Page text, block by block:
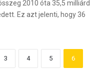
2010 óta 35,5 milliárd
Ez azt jelenti, hogy 36
3 4 5 6